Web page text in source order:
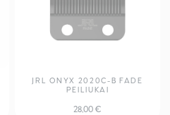
JRL ONYX 2020C-B FADE
PEILIUKAI
28,00€